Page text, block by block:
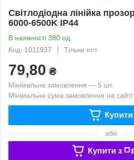
Світлодіодна лінійка
6000-6500K IP44
В наявності 390 од.
Код: 1011937
Тільки опт
79,80 ₴
Мінімальне замовлення — 5 шт.
Мінімальна сума замовлення на
Купити
або
Купити з